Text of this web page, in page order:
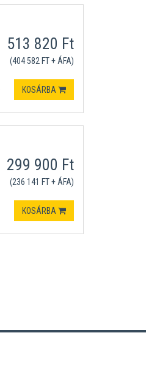
513 820 Ft
(404 582 FT + ÁFA)
KOSÁRBA
299 900 Ft
(236 141 FT + ÁFA)
KOSÁRBA